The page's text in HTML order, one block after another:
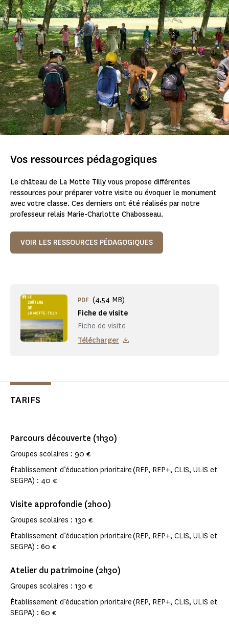
Vos ressources pédagogiques
Le château de La Motte Tilly vous propose différentes
ressources pour préparer votre visite ou évoquer le monument
avec votre classe. Ces derniers ont été réalisés par notre
professeur relais Marie-Charlotte Chabosseau.
VOIR LES RESSOURCES PÉDAGOGIQUES
Fiche de visite
Fiche de visite
PDF (4,54 MB)
Télécharger
TARIFS
Parcours découverte (1h30)
Groupes scolaires : 90 €
Établissement d’éducation prioritaire (REP, REP+, CLIS, ULIS et
SEGPA) : 40 €
Visite approfondie (2h00)
Groupes scolaires : 130 €
Établissement d’éducation prioritaire (REP, REP+, CLIS, ULIS et
SEGPA) : 60 €
Atelier du patrimoine (2h30)
Groupes scolaires : 130 €
Établissement d’éducation prioritaire (REP, REP+, CLIS, ULIS et
SEGPA) : 60 €